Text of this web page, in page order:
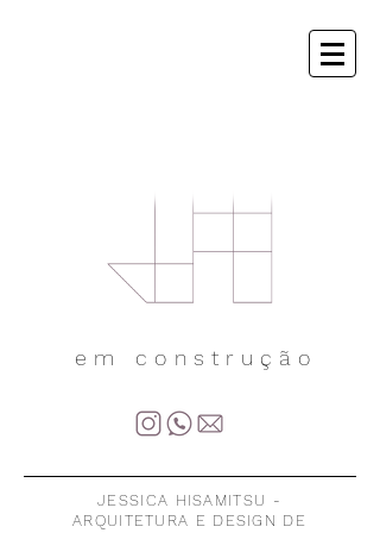
em construção
JESSICA HISAMITSU -
ARQUITETURA E DESIGN DE